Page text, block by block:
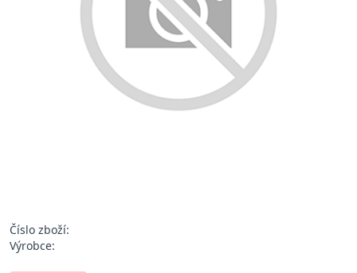
Číslo zboží:
Výrobce: